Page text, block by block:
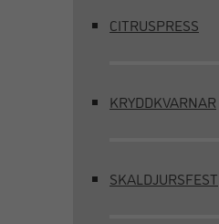
CITRUSPRESS
KRYDDKVARNAR
SKALDJURSFEST